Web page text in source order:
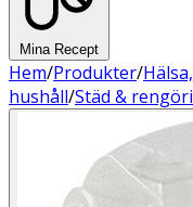
Mina Recept
Hem/Produkter/
hushåll/Städ &